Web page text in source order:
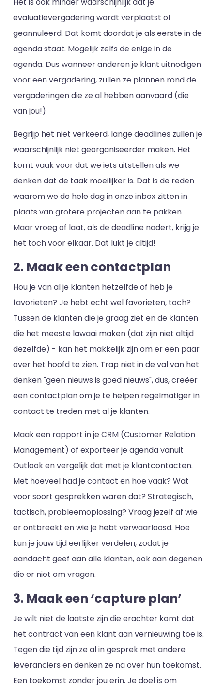
evaluatievergadering wordt verplaatst of
geannuleerd. Dat komt doordat je als eerste in de
agenda staat. Mogelijk zelfs de enige in de
agenda. Dus wanneer anderen je klant uitnodigen
voor een vergadering, zullen ze plannen rond de
vergaderingen die ze al hebben aanvaard (die
van jou!)
Begrijp het niet verkeerd, lange deadlines zullen je
waarschijnlijk niet georganiseerder maken. Het
komt vaak voor dat we iets uitstellen als we
denken dat de taak moeilijker is. Dat is de reden
waarom we de hele dag in onze inbox zitten in
plaats van grotere projecten aan te pakken.
Maar vroeg of laat, als de deadline nadert, krijg je
het toch voor elkaar. Dat lukt je altijd!
2. Maak een contactplan
Hou je van al je klanten hetzelfde of heb je
favorieten? Je hebt echt wel favorieten, toch?
Tussen de klanten die je graag ziet en de klanten
die het meeste lawaai maken (dat zijn niet altijd
dezelfde) - kan het makkelijk zijn om er een paar
over het hoofd te zien. Trap niet in de val van het
denken "geen nieuws is goed nieuws", dus, creëer
een contactplan om je te helpen regelmatiger in
contact te treden met al je klanten.
Maak een rapport in je CRM (Customer Relation
Management) of exporteer je agenda vanuit
Outlook en vergelijk dat met je klantcontacten.
Met hoeveel had je contact en hoe vaak? Wat
voor soort gesprekken waren dat? Strategisch,
tactisch, probleemoplossing? Vraag jezelf af wie
er ontbreekt en wie je hebt verwaarloosd. Hoe
kun je jouw tijd eerlijker verdelen, zodat je
aandacht geef aan alle klanten, ook aan degenen
die er niet om vragen.
3. Maak een ‘capture plan’
Je wilt niet de laatste zijn die erachter komt dat
het contract van een klant aan vernieuwing toe is.
Tegen die tijd zijn ze al in gesprek met andere
leveranciers en denken ze na over hun toekomst.
Een toekomst zonder jou erin. Je doel is om